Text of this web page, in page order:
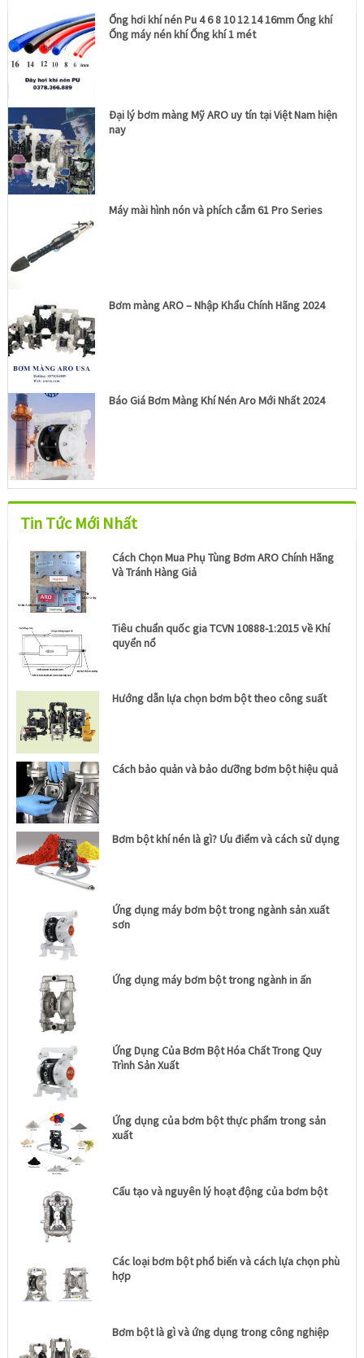
Ống hơi khí nén Pu 4 6 8 10 12 14 16mm Ống khí
Ống máy nén khí Ống khí 1 mét
Đại lý bơm màng Mỹ ARO uy tín tại Việt Nam hiện
nay
Máy mài hình nón và phích cắm 61 Pro Series
Bơm màng ARO – Nhập Khẩu Chính Hãng 2024
Báo Giá Bơm Màng Khí Nén Aro Mới Nhất 2024
Tin Tức Mới Nhất
Cách Chọn Mua Phụ Tùng Bơm ARO Chính Hãng
Và Tránh Hàng Giả
Tiêu chuẩn quốc gia TCVN 10888-1:2015 về Khí
quyển nổ
Hướng dẫn lựa chọn bơm bột theo công suất
Cách bảo quản và bảo dưỡng bơm bột hiệu quả
Bơm bột khí nén là gì? Ưu điểm và cách sử dụng
Ứng dụng máy bơm bột trong ngành sản xuất
sơn
Ứng dụng máy bơm bột trong ngành in ấn
Ứng Dụng Của Bơm Bột Hóa Chất Trong Quy
Trình Sản Xuất
Ứng dụng của bơm bột thực phẩm trong sản
xuất
Cấu tạo và nguyên lý hoạt động của bơm bột
Các loại bơm bột phổ biến và cách lựa chọn phù
hợp
Bơm bột là gì và ứng dụng trong công nghiệp